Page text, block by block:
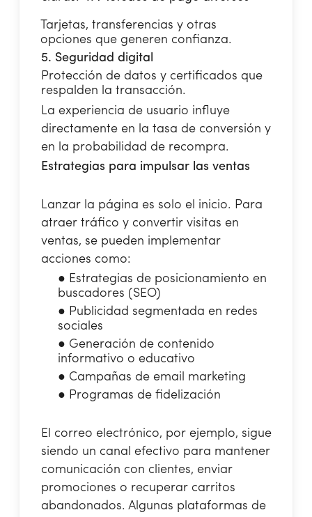
Tarjetas, transferencias y otras
opciones que generen confianza.
5. Seguridad digital
Protección de datos y certificados que
respalden la transacción.
La experiencia de usuario influye
directamente en la tasa de conversión y
en la probabilidad de recompra.
Estrategias para impulsar las ventas
Lanzar la página es solo el inicio. Para
atraer tráfico y convertir visitas en
ventas, se pueden implementar
acciones como:
● Estrategias de posicionamiento en
buscadores (SEO)
● Publicidad segmentada en redes
sociales
● Generación de contenido
informativo o educativo
● Campañas de email marketing
● Programas de fidelización
El correo electrónico, por ejemplo, sigue
siendo un canal efectivo para mantener
comunicación con clientes, enviar
promociones o recuperar carritos
abandonados. Algunas plataformas de